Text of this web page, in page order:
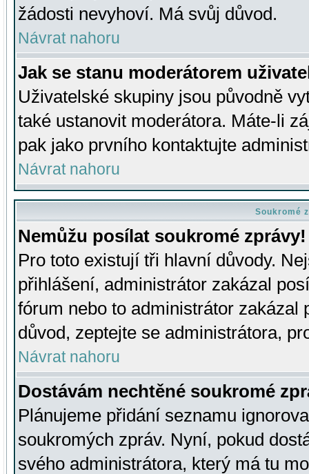
žádosti nevyhoví. Má svůj důvod.
Návrat nahoru
Jak se stanu moderátorem
Uživatelské skupiny jsou původně
také ustanovit moderátora. Máte-li
pak jako prvního kontaktujte
Návrat nahoru
Soukromé
Nemůžu posílat soukromé zprávy!
Pro toto existují tři hlavní důvody.
přihlášení, administrátor zakázal
fórum nebo to administrátor zakázal
důvod, zeptejte se administrátora,
Návrat nahoru
Dostávám nechtěné soukromé
Plánujeme přidání seznamu
soukromých zpráv. Nyní, pokud
svého administrátora, který má tu